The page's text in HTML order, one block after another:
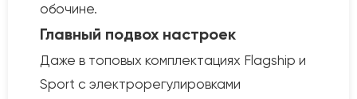
обочине.
Главный подвох настроек
Даже в топовых комплектациях Flagship и
Sport с электрорегулировками